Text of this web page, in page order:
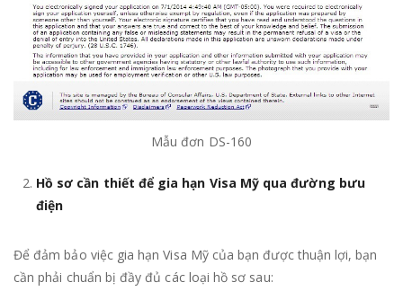
Mẫu đơn DS-160
Hồ sơ cần thiết để gia hạn Visa Mỹ qua đường bưu
điện
Để đảm bảo việc gia hạn Visa Mỹ của bạn được thuận lợi, bạn
cần phải chuẩn bị đầy đủ các loại hồ sơ sau: